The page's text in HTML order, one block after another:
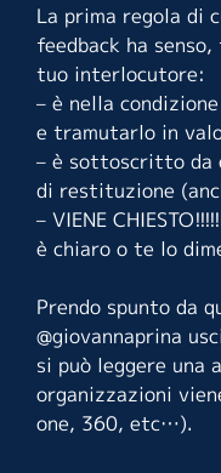
La prima regola di
feedback ha
tuo interlocutore:
– è nella
e tramutarlo in
– è sottoscritto da
di restituzione
– VIENE
è chiaro o te lo
Prendo spunto da
@giovannaprina
si può leggere una
organizzazioni
one, 360, etc…).